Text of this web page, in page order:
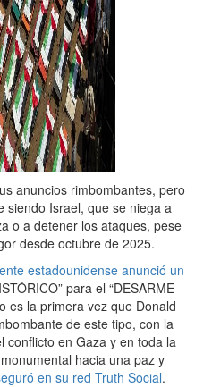
anuncios rimbombantes, pero
siendo Israel, que se niega a
o a detener los ataques, pese
desde octubre de 2025.
estadounidense anunció un
para el “DESARME
es la primera vez que Donald
de este tipo, con la
conflicto en Gaza y en toda la
hacia una paz y
en su red Truth Social.